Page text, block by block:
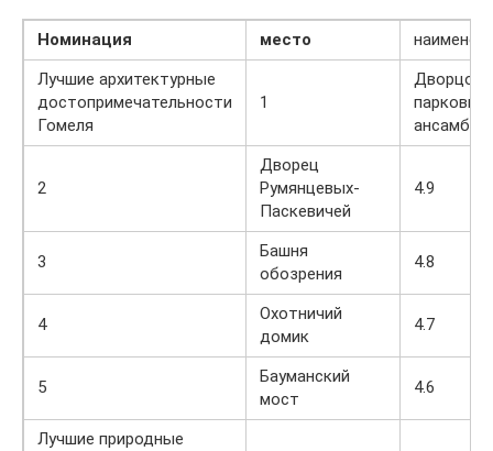
Номинация место
Лучшие архитектурные
достопримечательности
Гомеля
1
парковый
ансамбль
2
Дворец
Румянцевых-
Паскевичей
4.9
3
Башня
обозрения
4.8
4
Охотничий
домик
4.7
5
Бауманский
мост
4.6
Лучшие природные